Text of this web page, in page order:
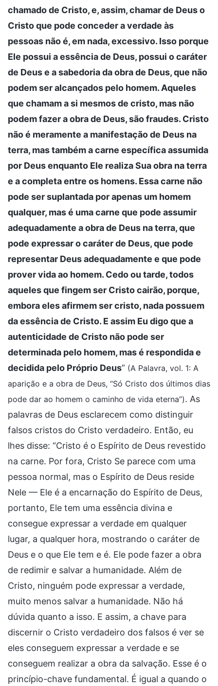
chamado de Cristo, e, assim, chamar de Deus o
Cristo que pode conceder a verdade às
pessoas não é, em nada, excessivo. Isso porque
Ele possui a essência de Deus, possui o caráter
de Deus e a sabedoria da obra de Deus, que não
podem ser alcançados pelo homem. Aqueles
que chamam a si mesmos de cristo, mas não
podem fazer a obra de Deus, são fraudes. Cristo
não é meramente a manifestação de Deus na
terra, mas também a carne específica assumida
por Deus enquanto Ele realiza Sua obra na terra
e a completa entre os homens. Essa carne não
pode ser suplantada por apenas um homem
qualquer, mas é uma carne que pode assumir
adequadamente a obra de Deus na terra, que
pode expressar o caráter de Deus, que pode
representar Deus adequadamente e que pode
prover vida ao homem. Cedo ou tarde, todos
aqueles que fingem ser Cristo cairão, porque,
embora eles afirmem ser cristo, nada possuem
da essência de Cristo. E assim Eu digo que a
autenticidade de Cristo não pode ser
determinada pelo homem, mas é respondida e
decidida pelo Próprio Deus” (A Palavra, vol. 1: A
aparição e a obra de Deus, “Só Cristo dos últimos dias
pode dar ao homem o caminho de vida eterna”). As
palavras de Deus esclarecem como distinguir
falsos cristos do Cristo verdadeiro. Então, eu
lhes disse: “Cristo é o Espírito de Deus revestido
na carne. Por fora, Cristo Se parece com uma
pessoa normal, mas o Espírito de Deus reside
Nele — Ele é a encarnação do Espírito de Deus,
portanto, Ele tem uma essência divina e
consegue expressar a verdade em qualquer
lugar, a qualquer hora, mostrando o caráter de
Deus e o que Ele tem e é. Ele pode fazer a obra
de redimir e salvar a humanidade. Além de
Cristo, ninguém pode expressar a verdade,
muito menos salvar a humanidade. Não há
dúvida quanto a isso. E assim, a chave para
discernir o Cristo verdadeiro dos falsos é ver se
eles conseguem expressar a verdade e se
conseguem realizar a obra da salvação. Esse é o
princípio-chave fundamental. É igual a quando o